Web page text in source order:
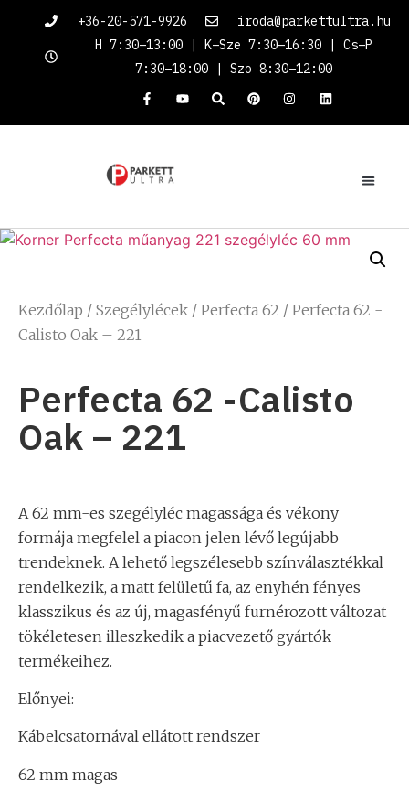
+36-20-571-9926
iroda@parkettultra.hu
H 7:30–13:00 | K–Sze 7:30–16:30 | Cs–P
7:30–18:00 | Szo 8:30–12:00
Kezdőlap / Szegélylécek / Perfecta 62 / Perfecta 62 -
Calisto Oak – 221
Perfecta 62 -Calisto
Oak – 221
A 62 mm-es szegélyléc magassága és vékony
formája megfelel a piacon jelen lévő legújabb
trendeknek. A lehető legszélesebb színválasztékkal
rendelkezik, a matt felületű fa, az enyhén fényes
klasszikus és az új, magasfényű furnérozott változat
tökéletesen illeszkedik a piacvezető gyártók
termékeihez.
Előnyei:
Kábelcsatornával ellátott rendszer
62 mm magas